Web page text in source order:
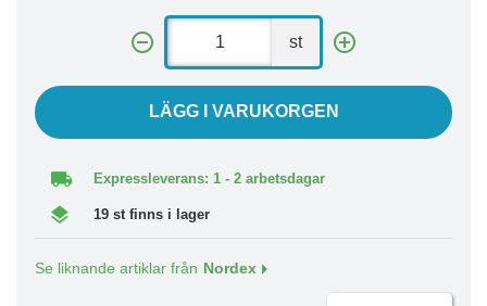
st
LÄGG I VARUKORGEN
Expressleverans: 1 - 2 arbetsdagar
19 st finns i lager
Se liknande artiklar från Nordex